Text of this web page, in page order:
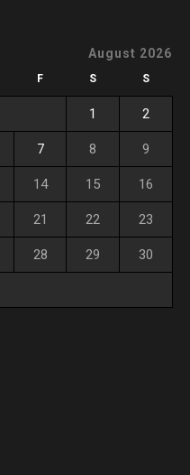
August 2026
F S S
1 2
7 8 9
14 15 16
21 22 23
28 29 30